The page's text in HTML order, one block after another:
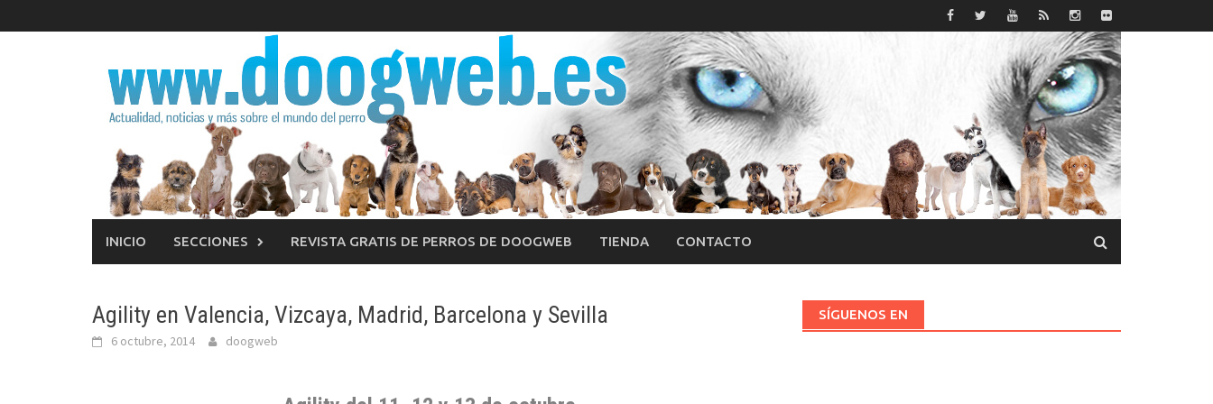
al
INICIO SECCIONES REVISTA GRATIS DE PERROS DE DOOGWEB TIENDA CONTACTO
Agility en Valencia, Vizcaya, Madrid, Barcelona y Sevilla
6 octubre, 2014 doogweb
SÍGUENOS EN